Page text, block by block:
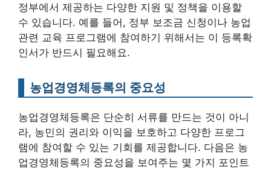
정부에서 제공하는 다양한 지원 및 정책을 이용할
수 있습니다. 예를 들어, 정부 보조금 신청이나 농업
관련 교육 프로그램에 참여하기 위해서는 이 등록확
인서가 반드시 필요해요.
농업경영체등록의 중요성
농업경영체등록은 단순히 서류를 만드는 것이 아니
라, 농민의 권리와 이익을 보호하고 다양한 프로그
램에 참여할 수 있는 기회를 제공합니다. 다음은 농
업경영체등록의 중요성을 보여주는 몇 가지 포인트